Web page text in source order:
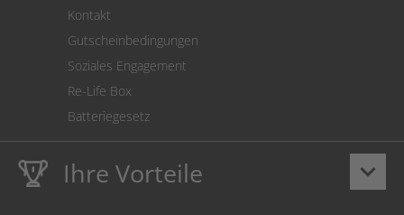
Kontakt
Gutscheinbedingungen
Soziales Engagement
Re-Life Box
Batteriegesetz
keyboard_arrow_down
Ihre Vorteile